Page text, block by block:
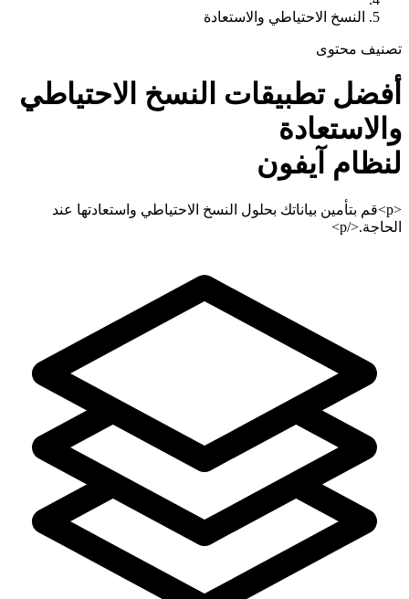
النسخ الاحتياطي والاستعادة
تصنيف محتوى
أفضل تطبيقات النسخ الاحتياطي
والاستعادة
لنظام آيفون
<p>قم بتأمين بياناتك بحلول النسخ الاحتياطي واستعادتها عند
الحاجة.</p>